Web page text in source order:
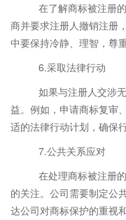
在了解商标被注册的
商并要求注册人撤销注册
中要保持冷静、理智，尊
6.采取法律行动
如果与注册人交涉无
益。例如，申请商标复审
适的法律行动计划，确保
7.公共关系应对
在处理商标被注册的
的关注。公司需要制定公
达公司对商标保护的重视